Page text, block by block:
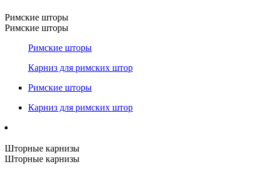
Римские шторы
Римские шторы
Римские шторы
Карниз для римских штор
Римские шторы
Карниз для римских штор
Шторные карнизы
Шторные карнизы